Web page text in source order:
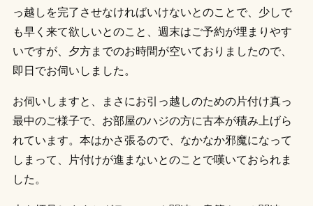
っ越しを完了させなければいけないとのことで、少しで
も早く来て欲しいとのこと、週末はご予約が埋まりやす
いですが、夕方までのお時間が空いておりましたので、
即日でお伺いしました。
お伺いしますと、まさにお引っ越しのための片付け真っ
最中のご様子で、お部屋のハジの方に古本が積み上げら
れています。本はかさ張るので、なかなか邪魔になって
しまって、片付けが進まないとのことで嘆いておられま
した。